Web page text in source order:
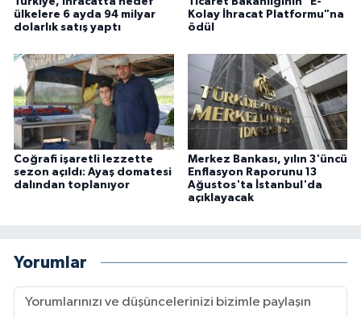
ülkelere 6 ayda 94 milyar
dolarlık satış yaptı
Kolay İhracat Platformu"na
ödül
Coğrafi işaretli lezzette
sezon açıldı: Ayaş domatesi
dalından toplanıyor
Merkez Bankası, yılın 3'üncü
Enflasyon Raporunu 13
Ağustos'ta İstanbul'da
açıklayacak
Yorumlar